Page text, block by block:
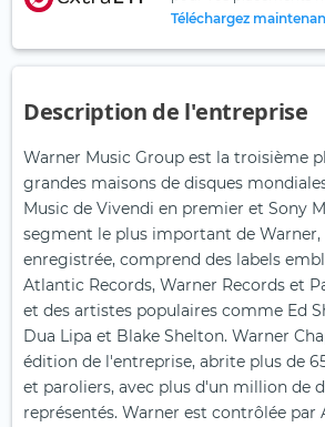
Téléchargez
Description de l'entreprise
Warner Music Group est la troisième
grandes maisons de disques
Music de Vivendi en premier et Sony
segment le plus important de Warner,
enregistrée, comprend des labels
Atlantic Records, Warner Records et
et des artistes populaires comme Ed
Dua Lipa et Blake Shelton. Warner
édition de l'entreprise, abrite plus de
et paroliers, avec plus d'un million de
représentés. Warner est contrôlée par